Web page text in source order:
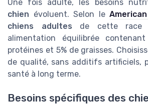
Une fois adulte, les besoins
chien évoluent. Selon le
chiens adultes de cette race
alimentation équilibrée
protéines et 5% de graisses.
de qualité, sans additifs artificiels,
santé à long terme.
Besoins spécifiques des